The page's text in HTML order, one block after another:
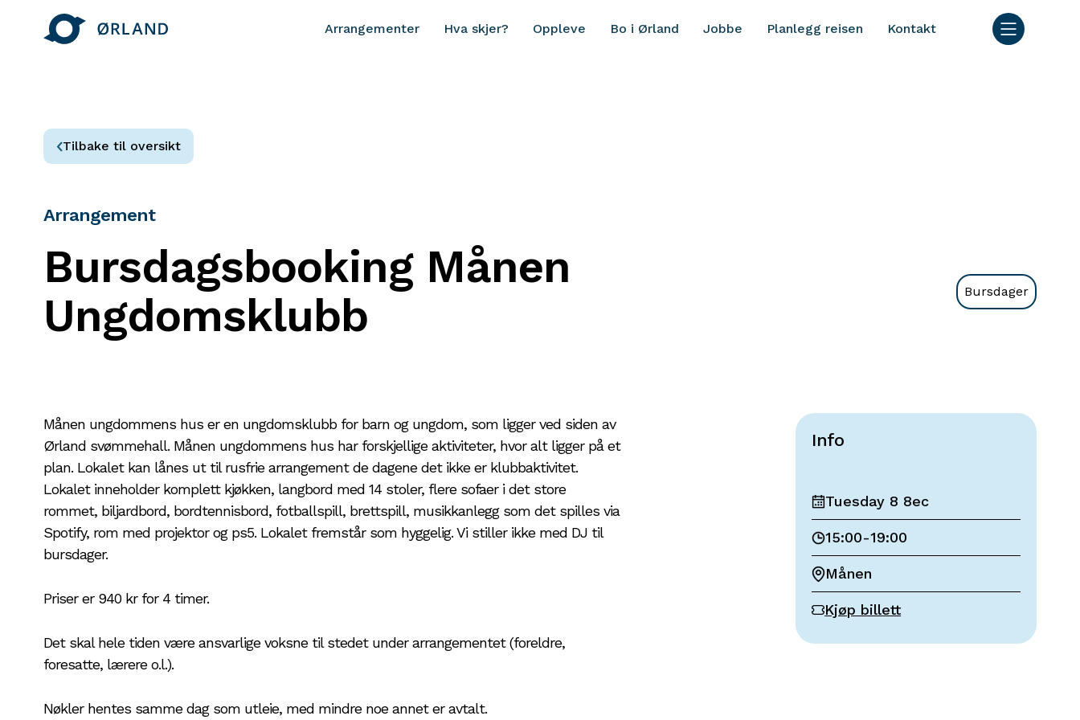
Arrangementer Hva skjer? Oppleve Bo i Ørland Jobbe Planlegg reisen Kontakt
Tilbake til oversikt
Arrangement
Bursdagsbooking Månen
Ungdomsklubb
Bursdager
Månen ungdommens hus er en ungdomsklubb for barn og ungdom, som ligger ved siden av
Ørland svømmehall. Månen ungdommens hus har forskjellige aktiviteter, hvor alt ligger på et
plan. Lokalet kan lånes ut til rusfrie arrangement de dagene det ikke er klubbaktivitet.
Lokalet inneholder komplett kjøkken, langbord med 14 stoler, flere sofaer i det store
rommet, biljardbord, bordtennisbord, fotballspill, brettspill, musikkanlegg som det spilles via
Spotify, rom med projektor og ps5. Lokalet fremstår som hyggelig. Vi stiller ikke med DJ til
bursdager.
Priser er 940 kr for 4 timer.
Det skal hele tiden være ansvarlige voksne til stedet under arrangementet (foreldre,
foresatte, lærere o.l.).
Nøkler hentes samme dag som utleie, med mindre noe annet er avtalt.
Info
Tuesday 8 8ec
15:00-19:00
Månen
Kjøp billett